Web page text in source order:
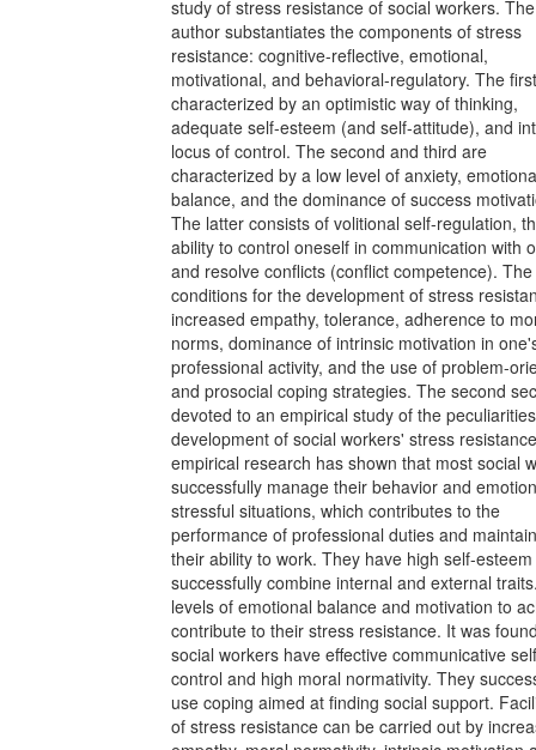
study of stress resistance of social workers. The
author substantiates the components of stress
resistance: cognitive-reflective, emotional,
motivational, and behavioral-regulatory. The
characterized by an optimistic way of thinking,
adequate self-esteem (and self-attitude), and
locus of control. The second and third are
characterized by a low level of anxiety,
balance, and the dominance of success
The latter consists of volitional self-regulation,
ability to control oneself in communication with
and resolve conflicts (conflict competence). The
conditions for the development of stress
increased empathy, tolerance, adherence to
norms, dominance of intrinsic motivation in
professional activity, and the use of problem-
and prosocial coping strategies. The second
devoted to an empirical study of the
development of social workers' stress
empirical research has shown that most social
successfully manage their behavior and
stressful situations, which contributes to the
performance of professional duties and
their ability to work. They have high self-
successfully combine internal and external
levels of emotional balance and motivation to
contribute to their stress resistance. It was
social workers have effective communicative
control and high moral normativity. They
use coping aimed at finding social support.
of stress resistance can be carried out by